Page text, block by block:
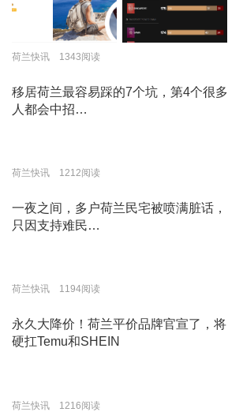
荷兰快讯 1343阅读
移居荷兰最容易踩的7个坑，第4个很多
人都会中招…
荷兰快讯 1212阅读
一夜之间，多户荷兰民宅被喷满脏话，
只因支持难民…
荷兰快讯 1194阅读
永久大降价！荷兰平价品牌官宣了，将
硬扛Temu和SHEIN
荷兰快讯 1216阅读